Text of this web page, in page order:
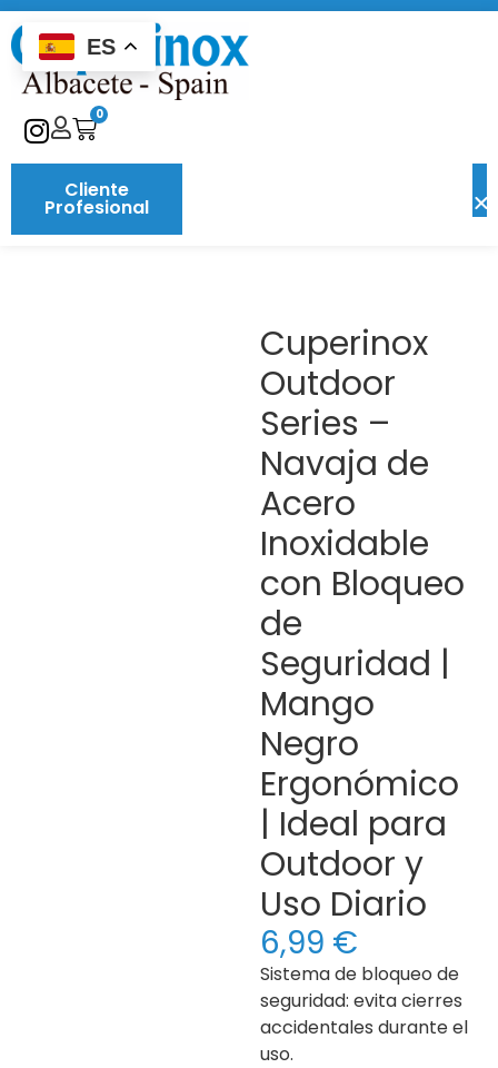
Cliente
Profesional
0
Cuperinox
Outdoor
Series –
Navaja de
Acero
Inoxidable
con Bloqueo
de
Seguridad |
Mango
Negro
Ergonómico
| Ideal para
Outdoor y
Uso Diario
6,99 €
Sistema de bloqueo de
seguridad: evita cierres
accidentales durante el
uso.
ES